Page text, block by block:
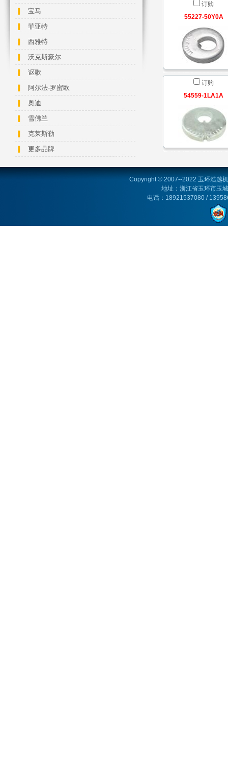
订购
55227-50Y0A
订购
54559-1LA1A
宝马
菲亚特
西雅特
沃克斯豪尔
讴歌
阿尔法-罗蜜欧
奥迪
雪佛兰
克莱斯勒
更多品牌
Copyright © 2007--2022 玉环浩越
地址：浙江省玉环市玉
电话：18921537080 /